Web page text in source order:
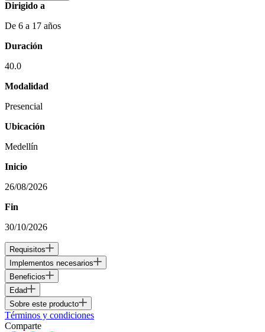
Dirigido a
De 6 a 17 años
Duración
40.0
Modalidad
Presencial
Ubicación
Medellín
Inicio
26/08/2026
Fin
30/10/2026
Requisitos
Implementos necesarios
Beneficios
Edad
Sobre este producto
Términos y condiciones
Comparte